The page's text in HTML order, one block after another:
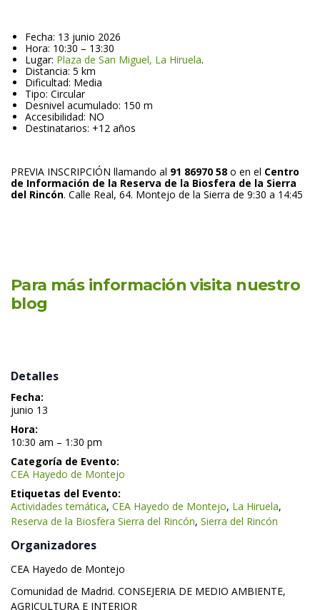
Fecha: 13 junio 2026
Hora: 10:30 – 13:30
Lugar: Plaza de San Miguel, La Hiruela.
Distancia: 5 km
Dificultad: Media
Tipo: Circular
Desnivel acumulado: 150 m
Accesibilidad: NO
Destinatarios: +12 año
PREVIA INSCRIPCIÓN llamando al 91 86970 58 o en el Centro
de Información de la Reserva de la Biosfera de la Sierra
del Rincón. Calle Real, 64. Montejo de la Sierra de 9:30 a 14:45
Para más información visita nuestro
blog
Detalles
Fecha:
junio 13
Hora:
10:30 am – 1:30 pm
Categoría de Evento:
CEA Hayedo de Montejo
Etiquetas del Evento:
Actividades temática, CEA Hayedo de Montejo, La Hiruela,
Reserva de la Biosfera Sierra del Rincón, Sierra del Rincón
Organizadores
CEA Hayedo de Montejo
Comunidad de Madrid. CONSEJERIA DE MEDIO AMBIENTE,
AGRICULTURA E INTERIOR